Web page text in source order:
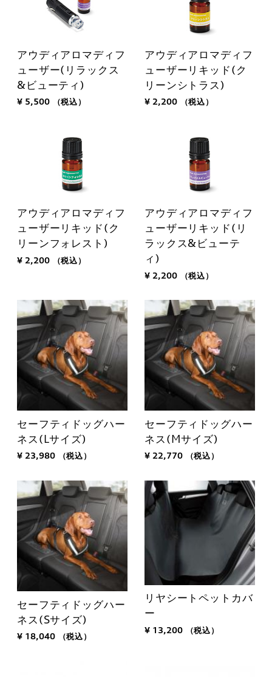
アウディアロマディフ
ューザー(リラックス
&ビューティ)
¥ 5,500 （税込）
アウディアロマディフ
ューザーリキッド(ク
リーンシトラス)
¥ 2,200 （税込）
アウディアロマディフ
ューザーリキッド(ク
リーンフォレスト)
¥ 2,200 （税込）
アウディアロマディフ
ューザーリキッド(リ
ラックス&ビューテ
ィ)
¥ 2,200 （税込）
セーフティドッグハー
ネス(Lサイズ)
¥ 23,980 （税込）
セーフティドッグハー
ネス(Mサイズ)
¥ 22,770 （税込）
セーフティドッグハー
ネス(Sサイズ)
¥ 18,040 （税込）
リヤシートペットカバ
ー
¥ 13,200 （税込）